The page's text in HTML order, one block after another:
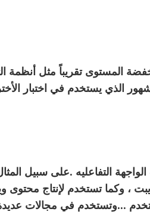
المستوى تقريباً مثل أنظمة
الذي يستخدم في اختبار
التفاعليه .على سبيل
، وكما تستخدم لإنتاج محتوى
...وتستخدم في مجالات